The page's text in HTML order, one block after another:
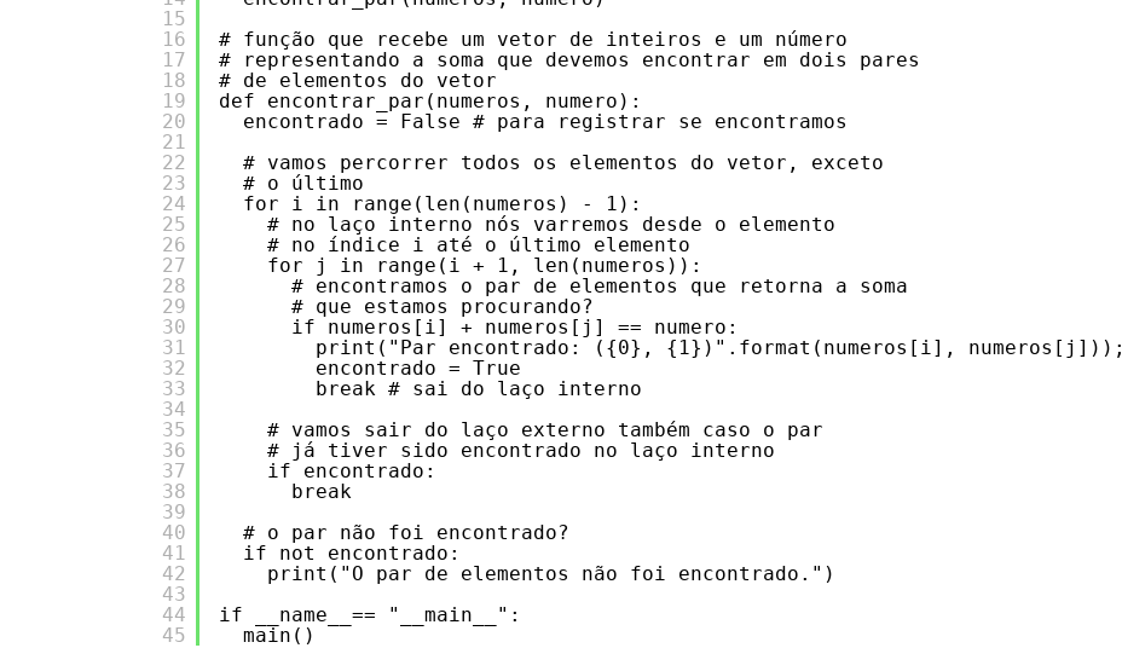
15
16
17
18
19
20
21
22
23
24
25
26
27
28
29
30
31
32
33
34
35
36
37
38
39
40
41
42
43
44
45
# função que recebe um vetor de inteiros e um número
# representando a soma que devemos encontrar em dois pares
# de elementos do vetor
def encontrar_par(numeros, numero):
encontrado = False # para registrar se encontramos
# vamos percorrer todos os elementos do vetor, exceto
# o último
for i in range(len(numeros) - 1):
# no laço interno nós varremos desde o elemento
# no índice i até o último elemento
for j in range(i + 1, len(numeros)):
# encontramos o par de elementos que retorna a soma
# que estamos procurando?
if numeros[i] + numeros[j] == numero:
print("Par encontrado: ({0}, {1})".format(numeros[i], numeros[j]));
encontrado = True
break # sai do laço interno
# vamos sair do laço externo também caso o par
# já tiver sido encontrado no laço interno
if encontrado:
break
# o par não foi encontrado?
if not encontrado:
print("O par de elementos não foi encontrado.")
if __name__== "__main__":
main()